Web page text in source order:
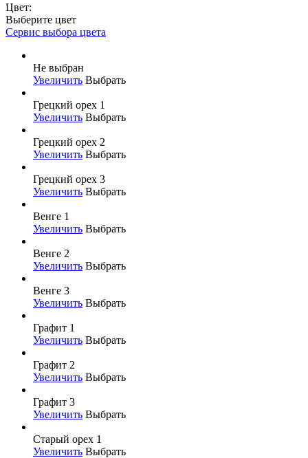
Цвет:
Выберите цвет
Сервис выбора цвета
Не выбран
Увеличить Выбрать
Грецкий орех 1
Увеличить Выбрать
Грецкий орех 2
Увеличить Выбрать
Грецкий орех 3
Увеличить Выбрать
Венге 1
Увеличить Выбрать
Венге 2
Увеличить Выбрать
Венге 3
Увеличить Выбрать
Графит 1
Увеличить Выбрать
Графит 2
Увеличить Выбрать
Графит 3
Увеличить Выбрать
Старый орех 1
Увеличить Выбрать